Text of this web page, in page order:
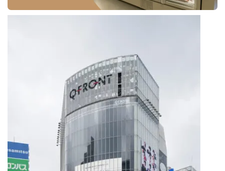
肉まん・豚まん
肉餃子 豚まん
膨らむ
おうちde街中華コミュニティ
おうちごはん
お好み焼き お弁当
キャンプ
キャンペーン
クリスピーひとくち餃子
クリスマス
たれ
Strategic Cooking Management
bibigo
ESG
Instagram SDGs SNS